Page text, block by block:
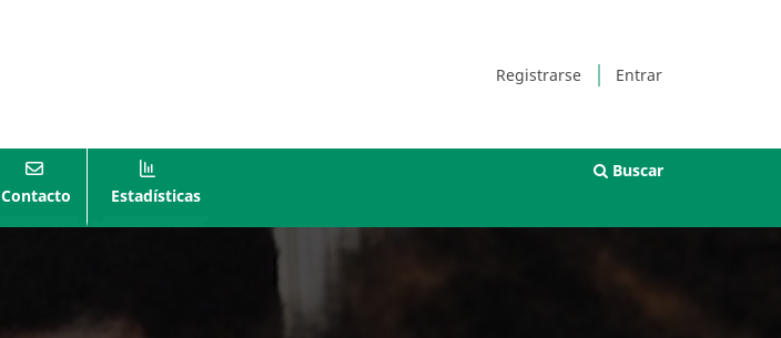
Registrarse Entrar
Contacto Estadísticas
Buscar